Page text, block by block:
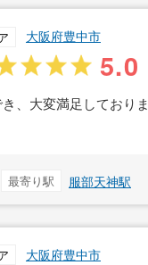
大阪府豊中市
5.0
、大変満足しておりま
最寄り駅 服部天神駅
大阪府豊中市